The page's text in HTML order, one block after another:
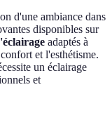
d'une ambiance dans
disponibles sur
adaptés à
et l'esthétisme.
un éclairage
et